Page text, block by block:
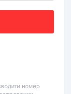
номер